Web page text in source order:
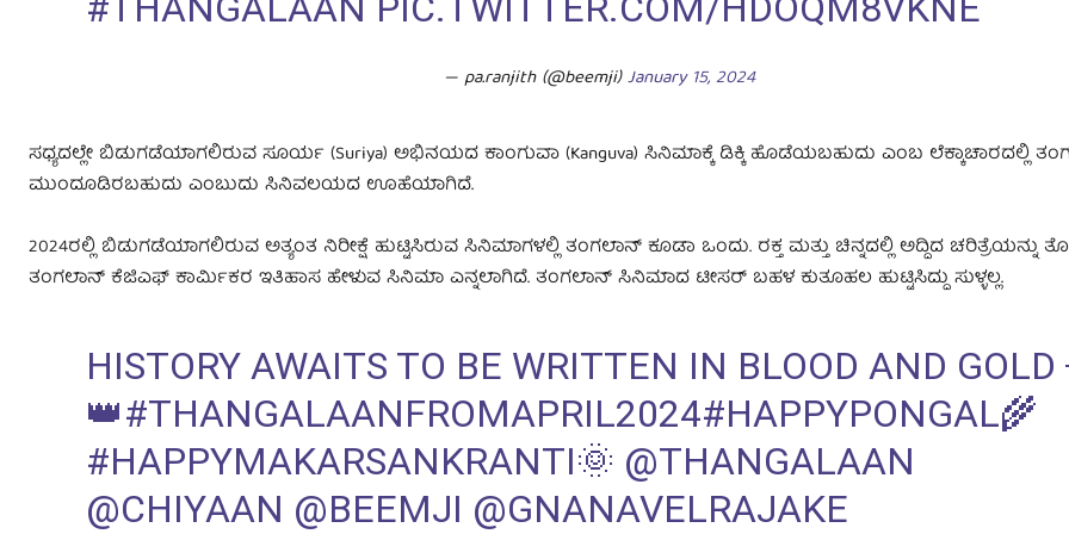
— pa.ranjith (@beemji)January 15, 2024
ಸಧ್ಯದಲ್ಲೇ ಬಿಡುಗಡೆಯಾಗಲಿರುವ ಸೂರ್ಯ (Suriya) ಅಭಿನಯದ ಕಾಂಗುವಾ (Kanguva) ಸಿನಿಮಾಕ್ಕೆ ಡಿಕ್ಕಿ ಹೊಡೆಯಬಹುದು ಎಂಬ ಲೆಕ್ಕಾಚಾರದಲ್ಲಿ
ಮುಂದೂಡಿರಬಹುದು ಎಂಬುದು ಸಿನಿವಲಯದ ಊಹೆಯಾಗಿದೆ.
2024ರಲ್ಲಿ ಬಿಡುಗಡೆಯಾಗಲಿರುವ ಅತ್ಯಂತ ನಿರೀಕ್ಷೆ ಹುಟ್ಟಿಸಿರುವ ಸಿನಿಮಾಗಳಲ್ಲಿ ತಂಗಲಾನ್ ಕೂಡಾ ಒಂದು. ರಕ್ತ ಮತ್ತು ಚಿನ್ನದಲ್ಲಿ ಅದ್ದಿದ ಚರಿತ್ರೆಯನ್ನು
ತಂಗಲಾನ್ ಕೆಜಿಎಫ್ ಕಾರ್ಮಿಕರ ಇತಿಹಾಸ ಹೇಳುವ ಸಿನಿಮಾ ಎನ್ನಲಾಗಿದೆ. ತಂಗಲಾನ್ ಸಿನಿಮಾದ ಟೀಸರ್ ಬಹಳ ಕುತೂಹಲ ಹುಟ್ಟಿಸಿದ್ದು ಸುಳ್ಳಲ್ಲ.
HISTORY AWAITS TO BE WRITTEN IN BLOOD AND GOLD
👑#THANGALAANFROMAPRIL2024#HAPPYPONGAL🌾
#HAPPYMAKARSANKRANTI🌞 @THANGALAAN
@CHIYAAN @BEEMJI @GNANAVELRAJAKE